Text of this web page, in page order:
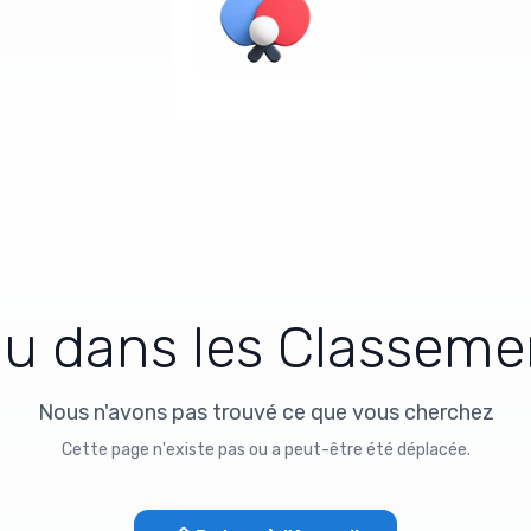
u dans les Classeme
Nous n'avons pas trouvé ce que vous cherchez
Cette page n'existe pas ou a peut-être été déplacée.